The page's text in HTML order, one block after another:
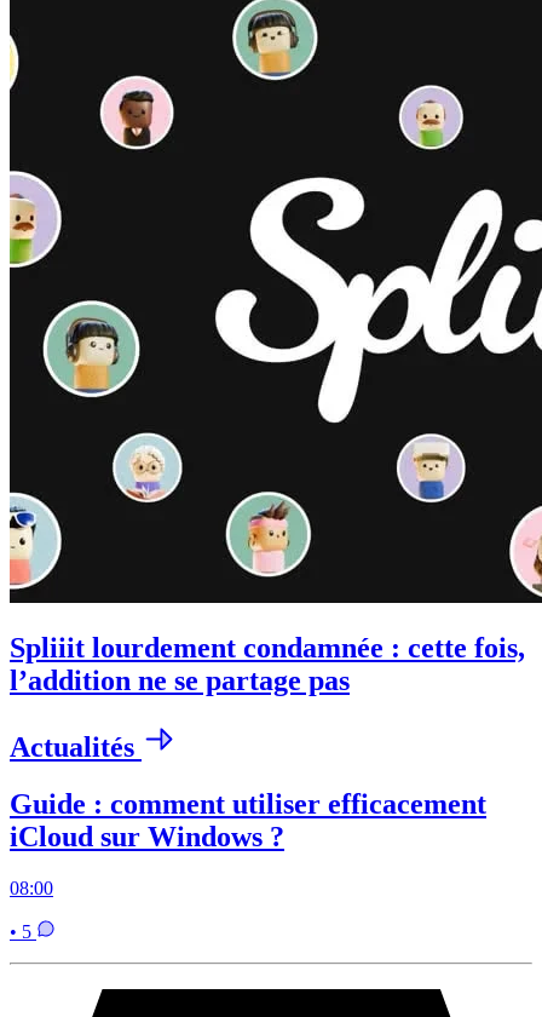
Spliiit lourdement condamnée : cette fois,
l’addition ne se partage pas
Actualités
Guide : comment utiliser efficacement
iCloud sur Windows ?
08:00
• 5